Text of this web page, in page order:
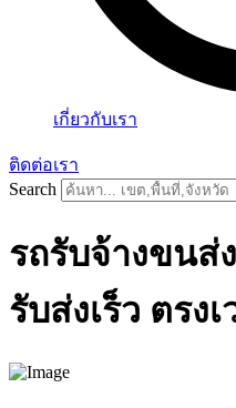
เกี่ยวกับเรา
ติดต่อเรา
Search
รถรับจ้างขน
รับส่งเร็ว ตรงเ